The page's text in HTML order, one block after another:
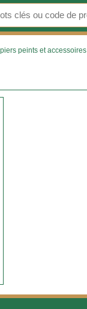
peints et accessoires